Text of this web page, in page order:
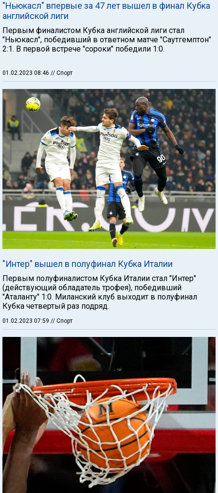
"Ньюкасл" впервые за 47 лет вышел в финал Кубка
английской лиги
Первым финалистом Кубка английской лиги стал
"Ньюкасл", победивший в ответном матче "Саутгемптон"
2:1. В первой встрече "сороки" победили 1:0.
01.02.2023 08:46 // Спорт
"Интер" вышел в полуфинал Кубка Италии
Первым полуфиналистом Кубка Италии стал "Интер"
(действующий обладатель трофея), победивший
"Аталанту" 1:0. Миланский клуб выходит в полуфинал
Кубка четвертый раз подряд.
01.02.2023 07:59 // Спорт